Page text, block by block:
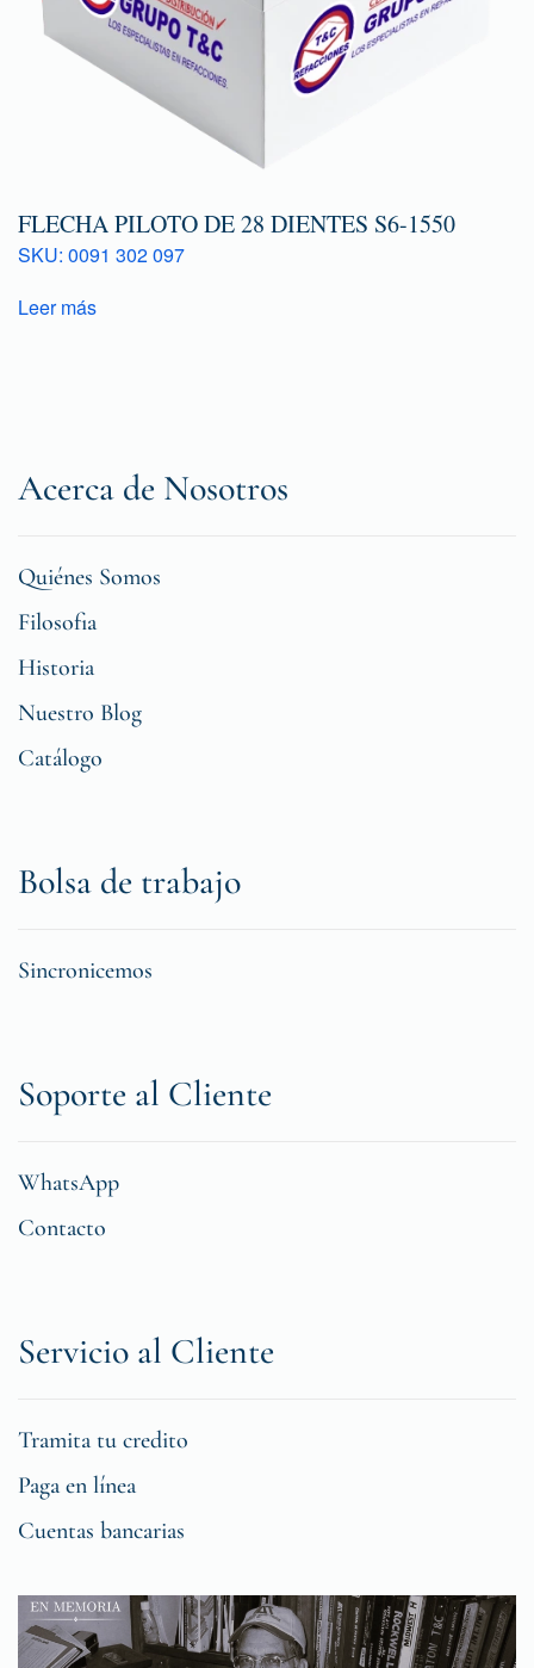
FLECHA PILOTO DE 28 DIENTES S6-1550
SKU: 0091 302 097
Leer más
Acerca de Nosotros
Quiénes Somos
Filosofia
Historia
Nuestro Blog
Catálogo
Bolsa de trabajo
Sincronicemos
Soporte al Cliente
WhatsApp
Contacto
Servicio al Cliente
Tramita tu credito
Paga en línea
Cuentas bancarias